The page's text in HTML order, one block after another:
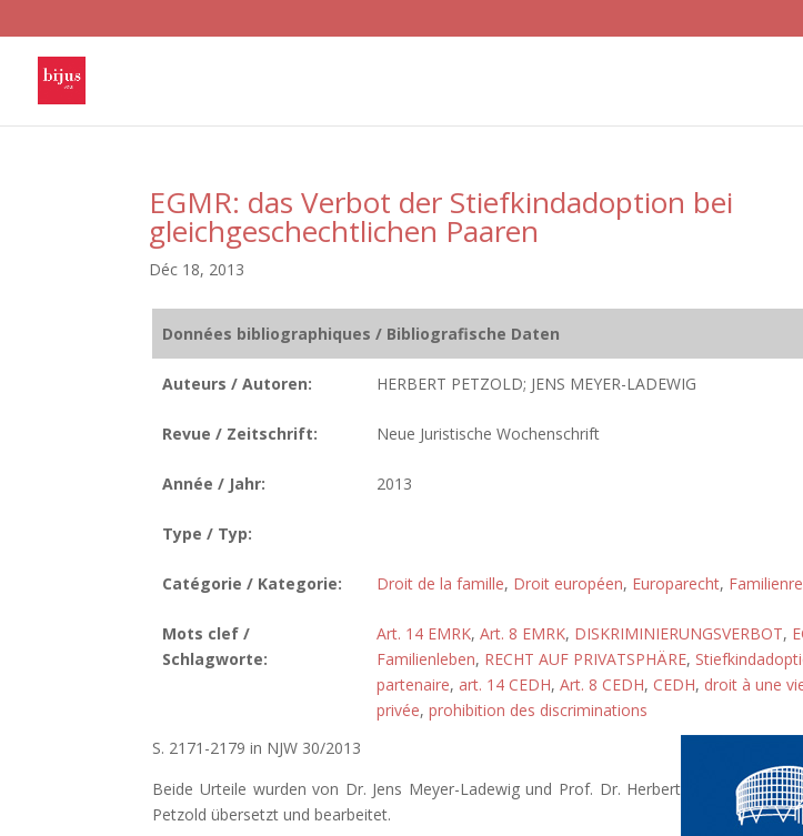
EGMR: das Verbot der Stiefkindadoption bei
gleichgeschechtlichen Paaren
Déc 18, 2013
Données bibliographiques / Bibliografische Daten
Auteurs / Autoren: HERBERT PETZOLD; JENS MEYER-LADEWIG
Revue / Zeitschrift: Neue Juristische Wochenschrift
Année / Jahr: 2013
Type / Typ:
Catégorie / Kategorie: Droit de la famille, Droit européen, Europarecht,
Mots clef /
Schlagworte:
Art. 14 EMRK, Art. 8 EMRK, DISKRIMINIERUNGSVERBOT,
Familienleben, RECHT AUF PRIVATSPHÄRE,
partenaire, art. 14 CEDH, Art. 8 CEDH, CEDH, droit à une
privée, prohibition des discriminations
S. 2171-2179 in NJW 30/2013
Beide Urteile wurden von Dr. Jens Meyer-Ladewig und Prof. Dr. Herbert
Petzold übersetzt und bearbeitet.